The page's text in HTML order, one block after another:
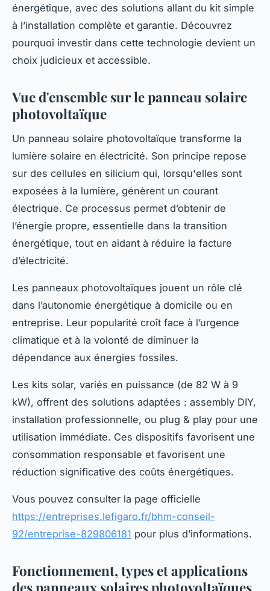
énergétique, avec des solutions allant du kit simple
à l’installation complète et garantie. Découvrez
pourquoi investir dans cette technologie devient un
choix judicieux et accessible.
Vue d'ensemble sur le panneau solaire
photovoltaïque
Un panneau solaire photovoltaïque transforme la
lumière solaire en électricité. Son principe repose
sur des cellules en silicium qui, lorsqu'elles sont
exposées à la lumière, génèrent un courant
électrique. Ce processus permet d’obtenir de
l’énergie propre, essentielle dans la transition
énergétique, tout en aidant à réduire la facture
d’électricité.
Les panneaux photovoltaïques jouent un rôle clé
dans l’autonomie énergétique à domicile ou en
entreprise. Leur popularité croît face à l’urgence
climatique et à la volonté de diminuer la
dépendance aux énergies fossiles.
Les kits solar, variés en puissance (de 82 W à 9
kW), offrent des solutions adaptées : assembly DIY,
installation professionnelle, ou plug & play pour une
utilisation immédiate. Ces dispositifs favorisent une
consommation responsable et favorisent une
réduction significative des coûts énergétiques.
Vous pouvez consulter la page officielle
https://entreprises.lefigaro.fr/bhm-conseil-
92/entreprise-829806181 pour plus d’informations.
Fonctionnement, types et applications
des panneaux solaires photovoltaïques